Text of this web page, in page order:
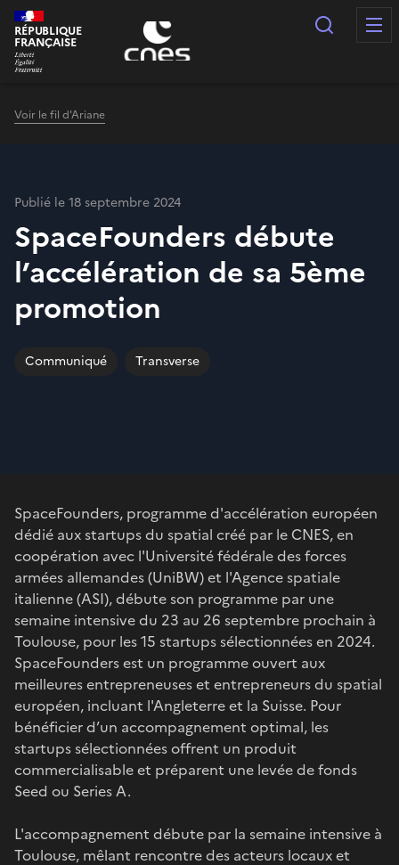
Panneau de gestion des cookies
RÉPUBLIQUE
FRANÇAISE
Voir le fil d'Ariane
Publié le 18 septembre 2024
SpaceFounders débute
l’accélération de sa 5ème
promotion
Communiqué Transverse
SpaceFounders, programme d'accélération européen
dédié aux startups du spatial créé par le CNES, en
coopération avec l'Université fédérale des forces
armées allemandes (UniBW) et l'Agence spatiale
italienne (ASI), débute son programme par une
semaine intensive du 23 au 26 septembre prochain à
Toulouse, pour les 15 startups sélectionnées en 2024.
SpaceFounders est un programme ouvert aux
meilleures entrepreneuses et entrepreneurs du spatial
européen, incluant l'Angleterre et la Suisse. Pour
bénéficier d’un accompagnement optimal, les
startups sélectionnées offrent un produit
commercialisable et préparent une levée de fonds
Seed ou Series A.
L'accompagnement débute par la semaine intensive à
Toulouse, mêlant rencontre des acteurs locaux et